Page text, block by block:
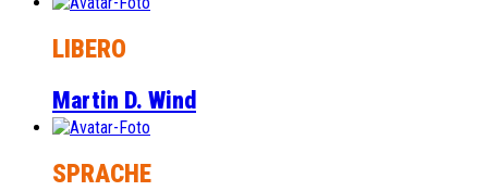
LIBERO
Martin D. Wind
SPRACHE